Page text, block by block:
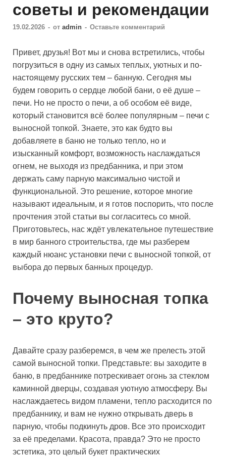
советы и рекомендации
19.02.2026 - от admin - Оставьте комментарий
Привет, друзья! Вот мы и снова встретились, чтобы
погрузиться в одну из самых теплых, уютных и по-
настоящему русских тем – банную. Сегодня мы
будем говорить о сердце любой бани, о её душе –
печи. Но не просто о печи, а об особом её виде,
который становится всё более популярным – печи с
выносной топкой. Знаете, это как будто вы
добавляете в баню не только тепло, но и
изысканный комфорт, возможность наслаждаться
огнем, не выходя из предбанника, и при этом
держать саму парную максимально чистой и
функциональной. Это решение, которое многие
называют идеальным, и я готов поспорить, что после
прочтения этой статьи вы согласитесь со мной.
Приготовьтесь, нас ждёт увлекательное путешествие
в мир банного строительства, где мы разберем
каждый нюанс установки печи с выносной топкой, от
выбора до первых банных процедур.
Почему выносная топка
– это круто?
Давайте сразу разберемся, в чем же прелесть этой
самой выносной топки. Представьте: вы заходите в
баню, в предбаннике потрескивает огонь за стеклом
каминной дверцы, создавая уютную атмосферу. Вы
наслаждаетесь видом пламени, тепло расходится по
предбаннику, и вам не нужно открывать дверь в
парную, чтобы подкинуть дров. Все это происходит
за её пределами. Красота, правда? Это не просто
эстетика, это целый букет практических